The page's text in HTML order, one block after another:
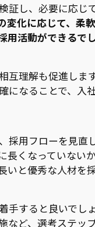
証し、必要に応じ
変化に応じて、柔
用活動ができるで
互理解も促進しま
になることで、入
採用フローを見直
長くなっていない
いと優秀な人材を
手すると良いでし
など、選考ステッ